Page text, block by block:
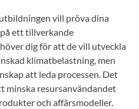
vill pröva dina
ett tillverkande
dig för att de vill utveckla
klimatbelastning, men
att leda processen. Det
minska resursanvändandet
och affärsmodeller.